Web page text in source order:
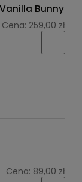
Bunny
Cena: 259,00 zł
Cena: 89,00 zł